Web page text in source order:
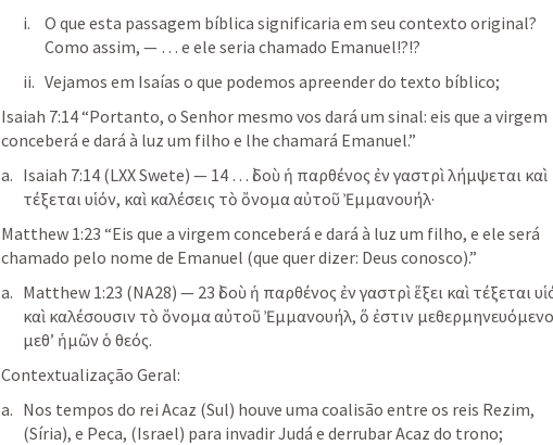
O que esta passagem bíblica significaria em seu contexto original?
Como assim, — … e ele seria chamado Emanuel!?!?
Vejamos em Isaías o que podemos apreender do texto bíblico;
Isaiah 7:14 “Portanto, o Senhor mesmo vos dará um sinal: eis que a virgem
conceberá e dará à luz um filho e lhe chamará Emanuel.”
Isaiah 7:14 (LXX Swete) — 14 … ἰδοὺ ἡ παρθένος ἐν γαστρὶ λήμψεται καὶ
τέξεται υἱόν, καὶ καλέσεις τὸ ὄνομα αὐτοῦ Ἐμμανουήλ·
Matthew 1:23 “Eis que a virgem conceberá e dará à luz um filho, e ele será
chamado pelo nome de Emanuel (que quer dizer: Deus conosco).”
Matthew 1:23 (NA28) — 23 ἰδοὺ ἡ παρθένος ἐν γαστρὶ ἕξει καὶ τέξεται
καὶ καλέσουσιν τὸ ὄνομα αὐτοῦ Ἐμμανουήλ, ὅ ἐστιν
μεθʼ ἡμῶν ὁ θεός.
Contextualização Geral:
Nos tempos do rei Acaz (Sul) houve uma coalisão entre os reis Rezim,
(Síria), e Peca, (Israel) para invadir Judá e derrubar Acaz do trono;